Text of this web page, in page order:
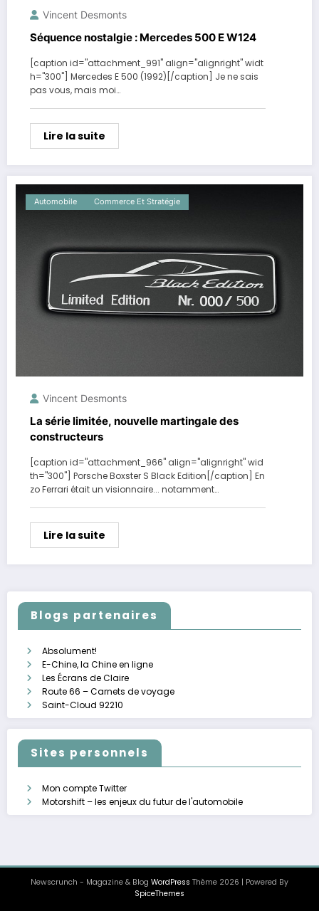
Vincent Desmonts
Séquence nostalgie : Mercedes 500 E W124
[caption id="attachment_991" align="alignright" widt
h="300"] Mercedes E 500 (1992)[/caption] Je ne sais
pas vous, mais moi…
Lire la suite
Automobile Commerce Et Stratégie
Vincent Desmonts
La série limitée, nouvelle martingale des
constructeurs
[caption id="attachment_966" align="alignright" wid
th="300"] Porsche Boxster S Black Edition[/caption] En
zo Ferrari était un visionnaire... notamment…
Lire la suite
Blogs partenaires
Absolument!
E-Chine, la Chine en ligne
Les Écrans de Claire
Route 66 – Carnets de voyage
Saint-Cloud 92210
Sites personnels
Mon compte Twitter
Motorshift – les enjeux du futur de l'automobile
Newscrunch - Magazine & Blog WordPress Thème 2026 | Powered By
SpiceThemes